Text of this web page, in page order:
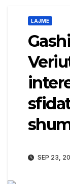
LAJME
SEP 23,